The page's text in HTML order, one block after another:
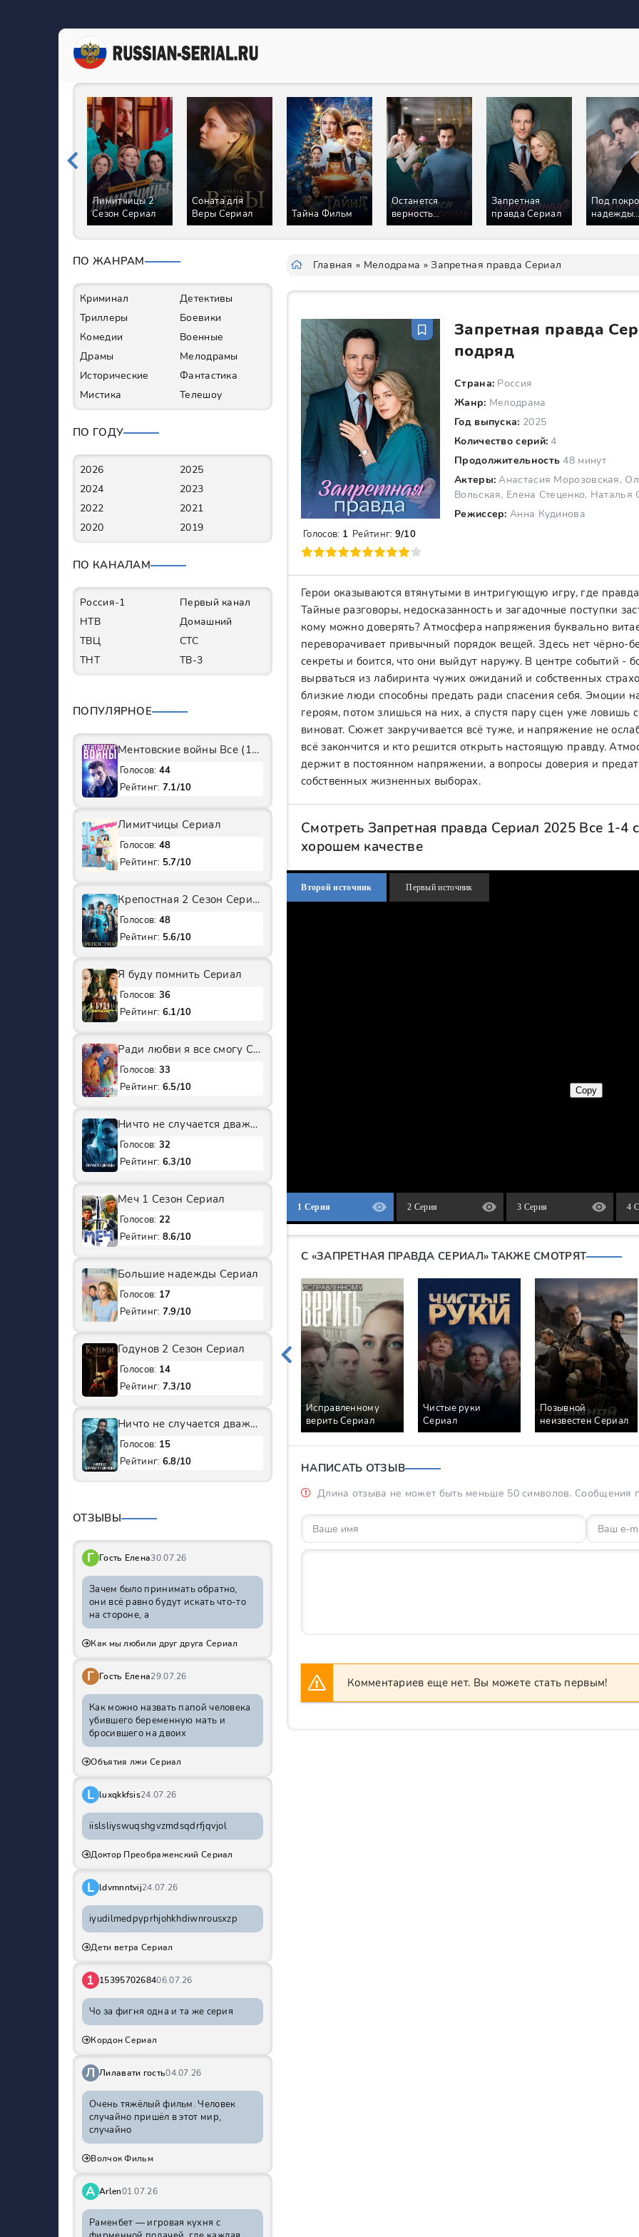
Лимитчицы 2
Сезон Сериал
Соната для
Веры Сериал
Тайна Фильм
Останется
верность
Сериал
Запретная
правда Сериал
Под
надежды
Сериал
Главная » Мелодрама » Запретная правда Сериал
Запретная правда
подряд
Страна: Россия
Жанр: Мелодрама
Год выпуска: 2025
Количество серий: 4
Продолжительность 48 минут
Актеры: Анастасия Морозовская,
Вольская, Елена Стеценко,
Режиссер: Анна Кудинова
Голосов: 1 Рейтинг: 9/10
7 8 9 10
Герои оказываются втянутыми в интригующую игру, где
Тайные разговоры, недосказанность и загадочные поступки
кому можно доверять? Атмосфера напряжения буквально
переворачивает привычный порядок вещей. Здесь нет чёрно-
секреты и боится, что они выйдут наружу. В центре событий -
вырваться из лабиринта чужих ожиданий и собственных
близкие люди способны предать ради спасения себя. Эмоции
героям, потом злишься на них, а спустя пару сцен уже ловишь
виноват. Сюжет закручивается всё туже, и напряжение не
всё закончится и кто решится открыть настоящую правду.
держит в постоянном напряжении, а вопросы доверия и
собственных жизненных выборах.
Смотреть Запретная правда Сериал 2025 Все 1-4
хорошем качестве
Второй источник Первый источник
1 Серия 2 Серия 3 Серия 4
С «ЗАПРЕТНАЯ ПРАВДА СЕРИАЛ» ТАКЖЕ СМОТРЯТ
Исправленному
верить Сериал
Чистые руки
Сериал
Позывной
неизвестен Сериал
НАПИСАТЬ ОТЗЫВ
Длина отзыва не может быть меньше 50 символов. Сообщения
Комментариев еще нет. Вы можете стать первым!
ПО ЖАНРАМ
Криминал
Детективы
Триллеры
Боевики
Комедии
Военные
Драмы
Мелодрамы
Исторические
Фантастика
Мистика
Телешоу
ПО ГОДУ
2026
2025
2024
2023
2022
2021
2020
2019
ПО КАНАЛАМ
Россия-1
Первый канал
НТВ
Домашний
ТВЦ
СТС
ТНТ
ТВ-3
ПОПУЛЯРНОЕ
Ментовские войны Все (1-11 Сезоны) подряд Сериал
Голосов: 44
Рейтинг: 7.1/10
Лимитчицы Сериал
Голосов: 48
Рейтинг: 5.7/10
Крепостная 2 Сезон Сериал
Голосов: 48
Рейтинг: 5.6/10
Я буду помнить Сериал
Голосов: 36
Рейтинг: 6.1/10
Ради любви я все смогу Сериал
Голосов: 33
Рейтинг: 6.5/10
Ничто не случается дважды 2 Сезон Сериал
Голосов: 32
Рейтинг: 6.3/10
Меч 1 Сезон Сериал
Голосов: 22
Рейтинг: 8.6/10
Большие надежды Сериал
Голосов: 17
Рейтинг: 7.9/10
Годунов 2 Сезон Сериал
Голосов: 14
Рейтинг: 7.3/10
Ничто не случается дважды 1 Сезон Сериал
Голосов: 15
Рейтинг: 6.8/10
ОТЗЫВЫ
Г Гость Елена30.07.26
Зачем было принимать обратно,
они всё равно будут искать что-то
на стороне, а
Как мы любили друг друга Сериал
Г Гость Елена29.07.26
Как можно назвать папой человека
убившего беременную мать и
бросившего на двоих
Объятия лжи Сериал
L luxqkkfsis24.07.26
iislsliyswuqshgvzmdsqdrfjqvjol
Доктор Преображенский Сериал
L ldvmnntvij24.07.26
iyudilmedpyprhjohkhdiwnrousxzp
Дети ветра Сериал
1 1539570268406.07.26
Чо за фигня одна и та же серия
Кордон Сериал
Л Лилавати гость04.07.26
Очень тяжёлый фильм. Человек
случайно пришёл в этот мир,
случайно
Волчок Фильм
A Arlen01.07.26
Раменбет — игровая кухня с